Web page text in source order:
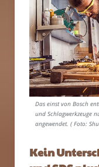
Das einst von Bosch
und Schlagwerkzeuge
angewendet. ( Foto:
Kein